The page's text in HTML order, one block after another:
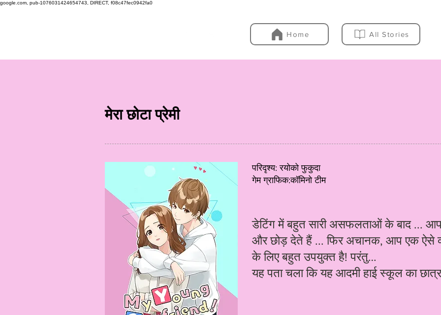
google.com, pub-1076031424654743, DIRECT, f08c47fec0942fa0
Home All Stories
मेरा छोटा प्रेमी
परिदृश्य: रयोको फुकुदा
गेम ग्राफिक:कॉमिनो टीम
डेटिंग में बहुत सारी असफलताओं के बाद ...
और छोड़ देते हैं ... फिर अचानक, आप एक ऐसे
के लिए बहुत उपयुक्त है! परंतु…
यह पता चला कि यह आदमी हाई स्कूल का